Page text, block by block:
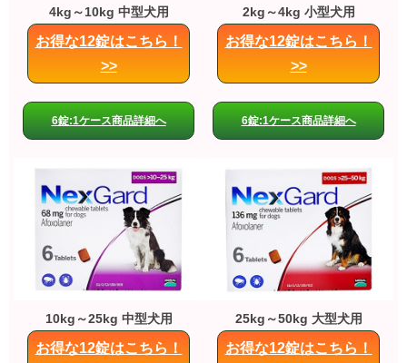
4kg～10kg 中型犬用
お得な12錠はこちら！
>>
6錠:1ケース商品詳細へ
2kg～4kg 小型犬用
お得な12錠はこちら！
>>
6錠:1ケース商品詳細へ
10kg～25kg 中型犬用
お得な12錠はこちら！
25kg～50kg 大型犬用
お得な12錠はこちら！